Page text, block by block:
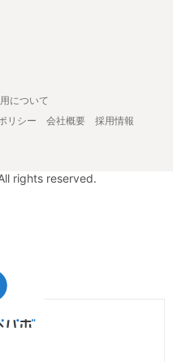
について
リシー 会社概要
採用情報
rights reserved.